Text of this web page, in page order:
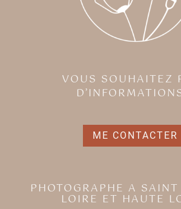
VOUS SOUHAITEZ
ME CONTACTER
PHOTOGRAPHE A
LOIRE ET HAUTE